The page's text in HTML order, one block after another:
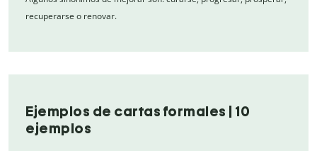
recuperarse o renovar.
Ejemplos de cartas formales | 10
ejemplos